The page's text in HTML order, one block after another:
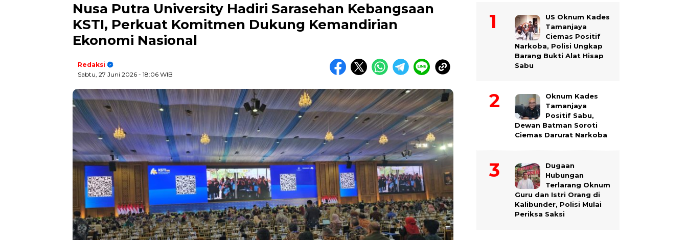
Nusa Putra University Hadiri Sarasehan Kebangsaan
KSTI, Perkuat Komitmen Dukung Kemandirian
Ekonomi Nasional
Redaksi
Sabtu, 27 Juni 2026 - 18:06 WIB
US Oknum Kades
Tamanjaya
Ciemas Positif
Narkoba, Polisi Ungkap
Barang Bukti Alat Hisap
Sabu
Oknum Kades
Tamanjaya
Positif Sabu,
Dewan Batman Soroti
Ciemas Darurat Narkoba
Dugaan
Hubungan
Terlarang Oknum
Guru dan Istri Orang di
Kalibunder, Polisi Mulai
Periksa Saksi